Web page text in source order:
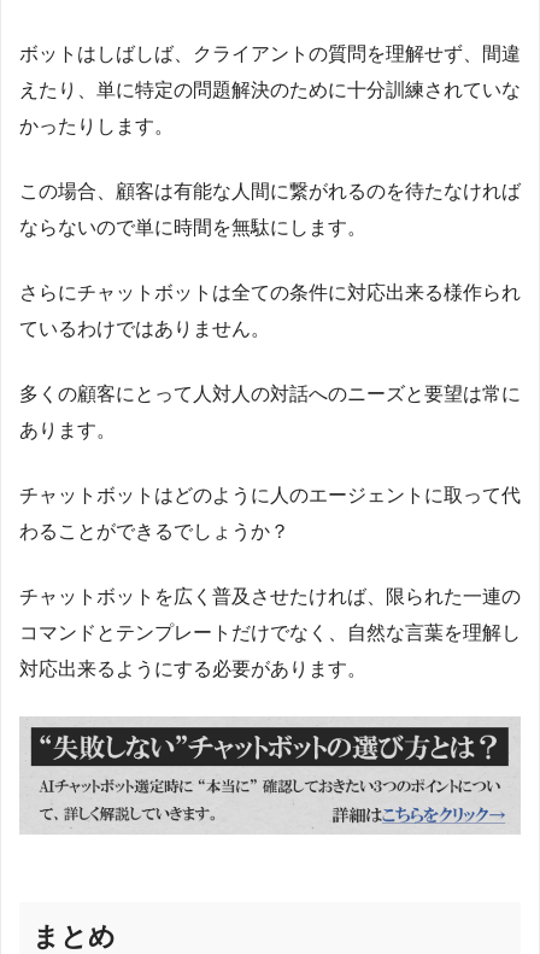
ボットはしばしば、クライアントの質問を理解せず、間違
えたり、単に特定の問題解決のために十分訓練されていな
かったりします。
この場合、顧客は有能な人間に繋がれるのを待たなければ
ならないので単に時間を無駄にします。
さらにチャットボットは全ての条件に対応出来る様作られ
ているわけではありません。
多くの顧客にとって人対人の対話へのニーズと要望は常に
あります。
チャットボットはどのように人のエージェントに取って代
わることができるでしょうか？
チャットボットを広く普及させたければ、限られた一連の
コマンドとテンプレートだけでなく、自然な言葉を理解し
対応出来るようにする必要があります。
まとめ